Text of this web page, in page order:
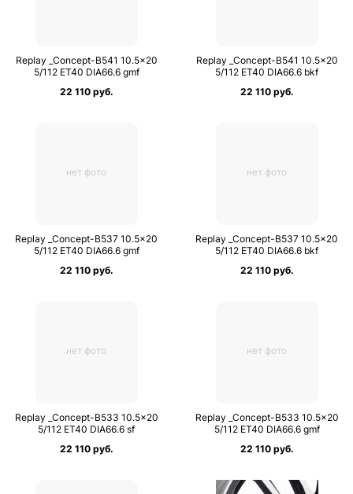
Replay _Concept-B541 10.5×20
5/112 ET40 DIA66.6 gmf
22 110 руб.
Replay _Concept-B541 10.5×20
5/112 ET40 DIA66.6 bkf
22 110 руб.
нет фото
Replay _Concept-B537 10.5×20
5/112 ET40 DIA66.6 gmf
22 110 руб.
нет фото
Replay _Concept-B537 10.5×20
5/112 ET40 DIA66.6 bkf
22 110 руб.
нет фото
Replay _Concept-B533 10.5×20
5/112 ET40 DIA66.6 sf
22 110 руб.
нет фото
Replay _Concept-B533 10.5×20
5/112 ET40 DIA66.6 gmf
22 110 руб.